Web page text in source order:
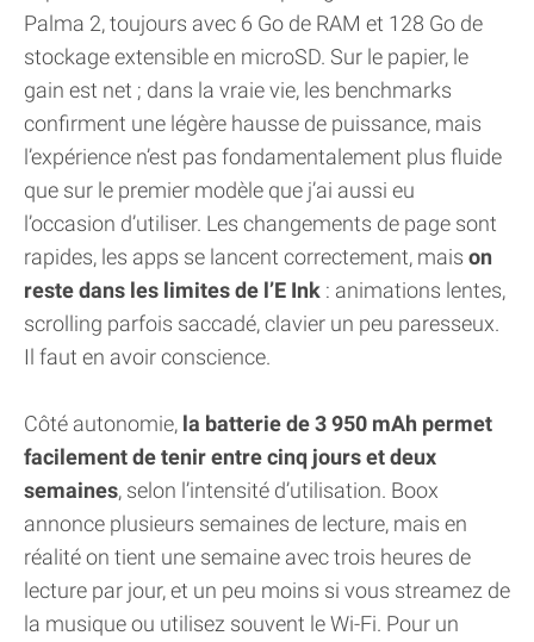
Palma 2, toujours avec 6 Go de RAM et 128 Go de
stockage extensible en microSD. Sur le papier, le
gain est net ; dans la vraie vie, les benchmarks
confirment une légère hausse de puissance, mais
l’expérience n’est pas fondamentalement plus fluide
que sur le premier modèle que j’ai aussi eu
l’occasion d’utiliser. Les changements de page sont
rapides, les apps se lancent correctement, mais on
reste dans les limites de l’E Ink : animations lentes,
scrolling parfois saccadé, clavier un peu paresseux.
Il faut en avoir conscience.
Côté autonomie, la batterie de 3 950 mAh permet
facilement de tenir entre cinq jours et deux
semaines, selon l’intensité d’utilisation. Boox
annonce plusieurs semaines de lecture, mais en
réalité on tient une semaine avec trois heures de
lecture par jour, et un peu moins si vous streamez de
la musique ou utilisez souvent le Wi-Fi. Pour un